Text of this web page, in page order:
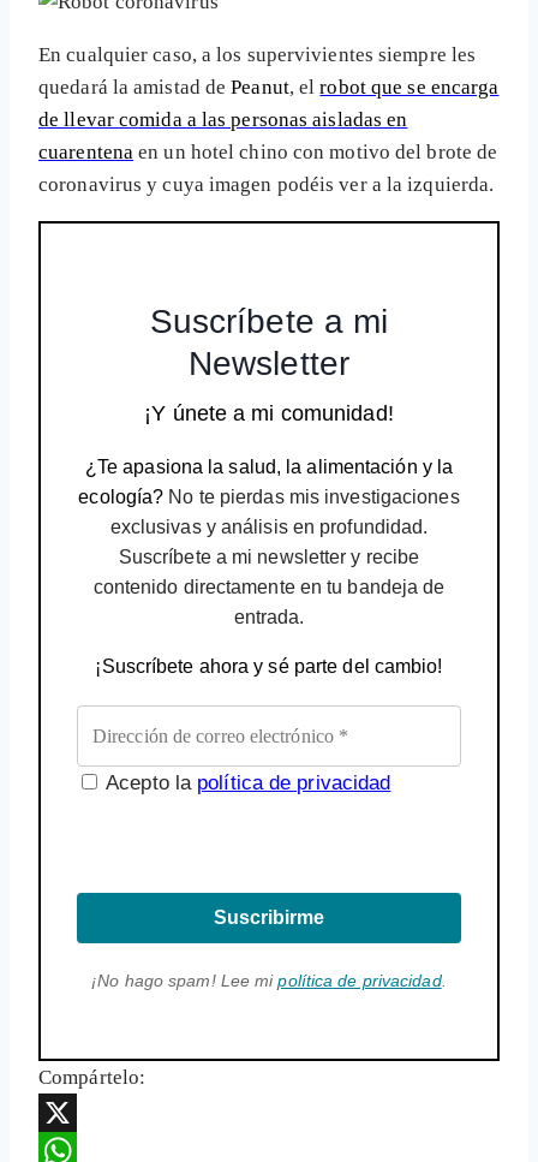
En cualquier caso, a los supervivientes siempre les
quedará la amistad dePeanut, elrobot que se encarga
de llevar comida a las personas aisladas en
cuarentena en un hotel chino con motivo del brote de
coronavirus y cuya imagen podéis ver a la izquierda.
Suscríbete a mi
Newsletter
¡Y únete a mi comunidad!
¿Te apasiona la salud, la alimentación y la
ecología? No te pierdas mis investigaciones
exclusivas y análisis en profundidad.
Suscríbete a mi newsletter y recibe
contenido directamente en tu bandeja de
entrada.
¡Suscríbete ahora y sé parte del cambio!
Acepto la política de privacidad
Suscribirme
¡No hago spam! Lee mipolítica de privacidad.
Compártelo:
X